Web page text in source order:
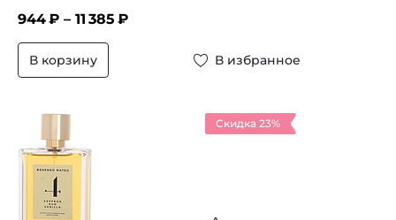
944₽ – 11 385 ₽
В корзину В избранное
Скидка 23%